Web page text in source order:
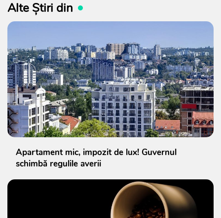
Alte Știri din
Apartament mic, impozit de lux! Guvernul
schimbă regulile averii